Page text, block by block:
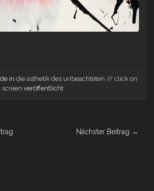
in die ästhetik des unbeachteten // click on
veröffentlicht
Nächster Beitrag →